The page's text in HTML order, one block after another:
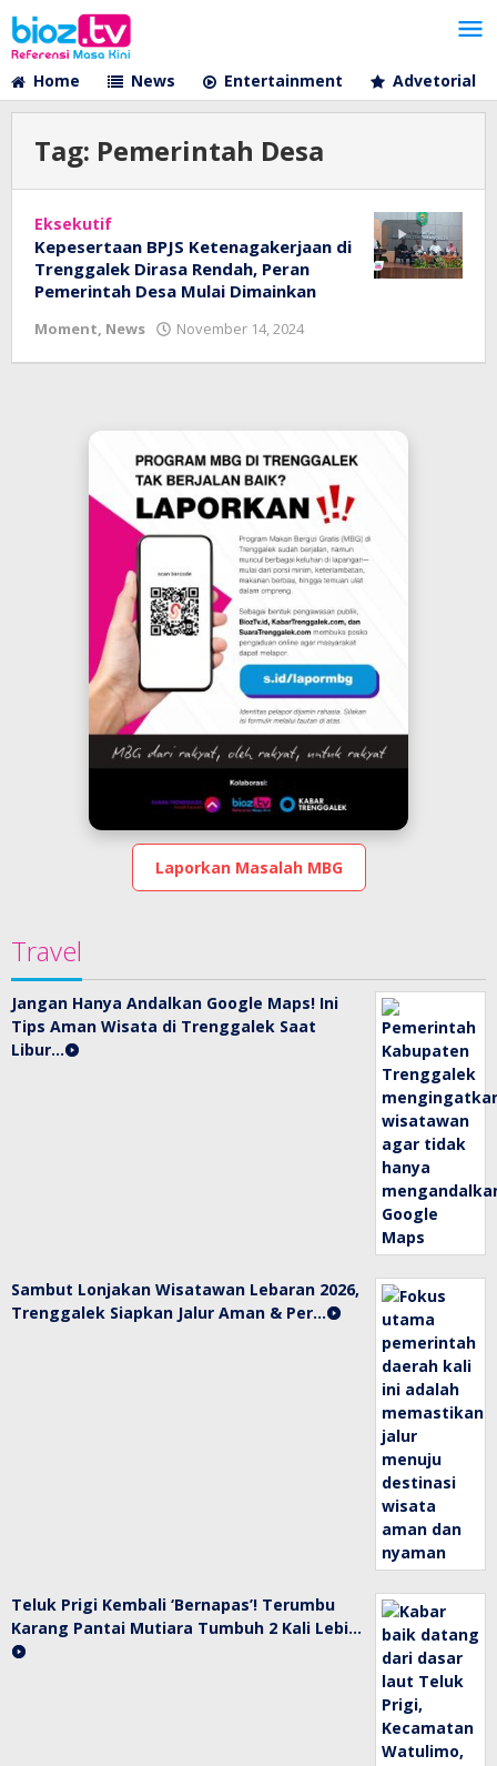
Lewati
ke
konten
Home
News Entertainment Advetorial
Tag: Pemerintah Desa
Eksekutif
Kepesertaan BPJS Ketenagakerjaan di
Trenggalek Dirasa Rendah, Peran
Pemerintah Desa Mulai Dimainkan
Moment, News November 14, 2024
tv
Laporkan Masalah MBG
Travel
Jangan Hanya Andalkan Google Maps! Ini
Tips Aman Wisata di Trenggalek Saat
Libur…
Sambut Lonjakan Wisatawan Lebaran 2026,
Trenggalek Siapkan Jalur Aman & Per…
Teluk Prigi Kembali ‘Bernapas’! Terumbu
Karang Pantai Mutiara Tumbuh 2 Kali Lebi…